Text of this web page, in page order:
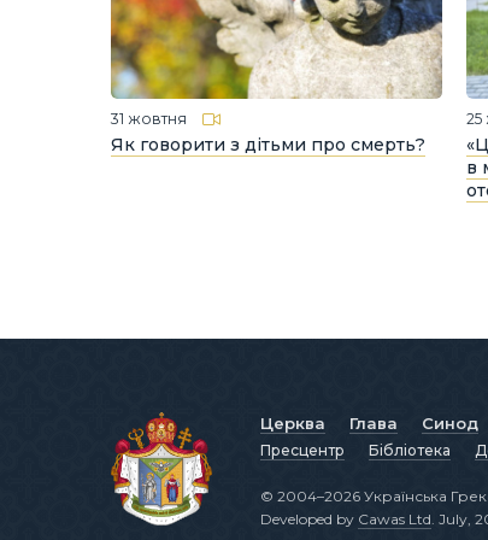
31 жовтня
Як говорити з дітьми про смерть?
25
в
Церква Глава Синод
Пресцентр Бібліотека
© 2004–2026 Українська
Developed by Cawas Ltd. July,